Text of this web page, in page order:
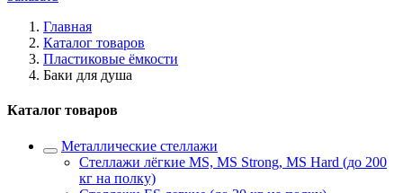
Главная
Каталог товаров
Пластиковые ёмкости
Баки для душа
Каталог товаров
Металлические стеллажи
Стеллажи лёгкие MS, MS Strong, MS Hard (до 200
кг на полку)